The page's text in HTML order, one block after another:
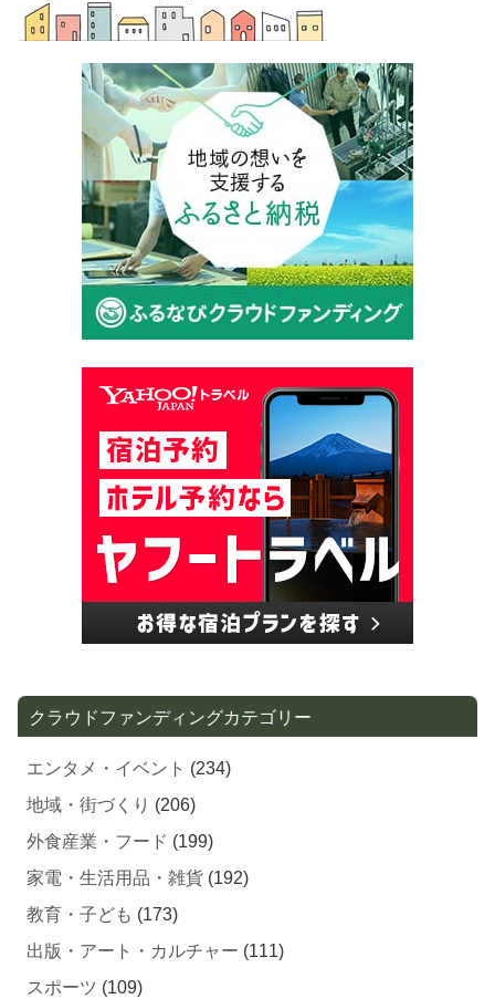
クラウドファンディングカテゴリー
エンタメ・イベント (234)
地域・街づくり (206)
外食産業・フード (199)
家電・生活用品・雑貨 (192)
教育・子ども (173)
出版・アート・カルチャー (111)
スポーツ (109)